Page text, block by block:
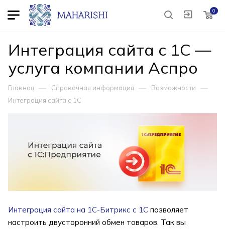
0
Интеграция сайта с 1С —
услуга компании Аспро
Главная — Справочная информация — Возможности —
Интеграция сайта с 1С
Интеграция сайта на 1С-Битрикс с 1С позволяет
настроить двусторонний обмен товаров. Так вы